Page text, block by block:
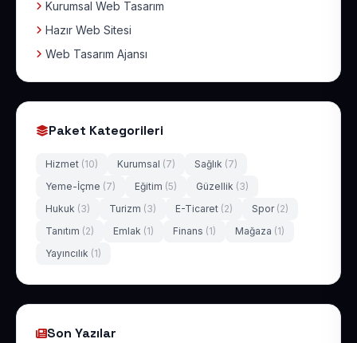
Kurumsal Web Tasarım
Hazır Web Sitesi
Web Tasarım Ajansı
Paket Kategorileri
Hizmet (10) Kurumsal (7) Sağlık (7)
Yeme-İçme (7) Eğitim (5) Güzellik (3)
Hukuk (3) Turizm (3) E-Ticaret (2) Spor (2)
Tanıtım (2) Emlak (1) Finans (1) Mağaza (1)
Yayıncılık (1)
Son Yazılar